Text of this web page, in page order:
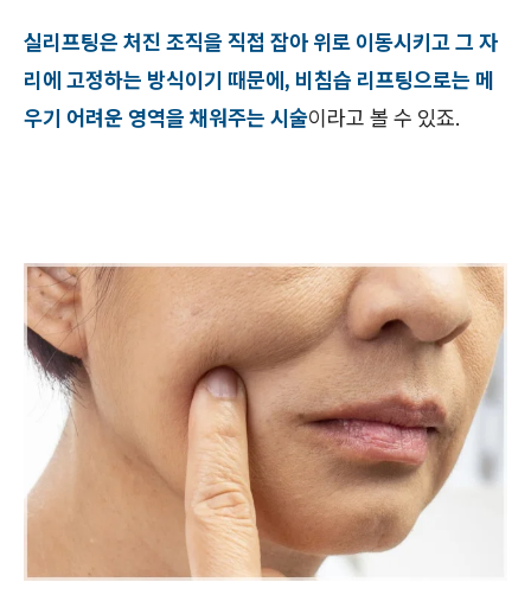
실리프팅은 처진 조직을 직접 잡아 위로 이동시키고 그 자
리에 고정하는 방식이기 때문에, 비침습 리프팅으로는 메
우기 어려운 영역을 채워주는 시술이라고 볼 수 있죠.